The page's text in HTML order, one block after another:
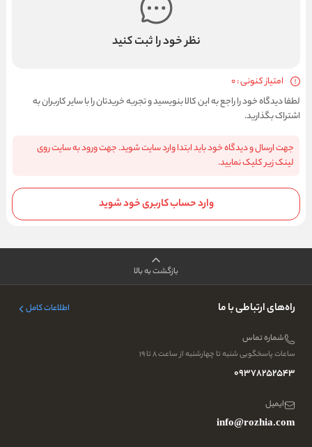
نظر خود را ثبت کنید
امتیاز کنونی : 0
لطفا دیدگاه خود را راجع به این کالا بنویسید و تجربه خریدتان را با سایر کاربران به
اشتراک بگذارید.
جهت ارسال و دیدگاه خود باید ابتدا وارد سایت شوید. جهت ورود به سایت روی
لینک زیر کلیک نمایید.
وارد حساب کاربری خود شوید
بازگشت به بالا
راه‌های ارتباطی با ما اطلاعات کامل
شماره تماس
ساعات پاسخگویی شنبه تا چهارشنبه از ساعت ۸ تا ۱۹
09378252543
ایمیل
info@rozhia.com